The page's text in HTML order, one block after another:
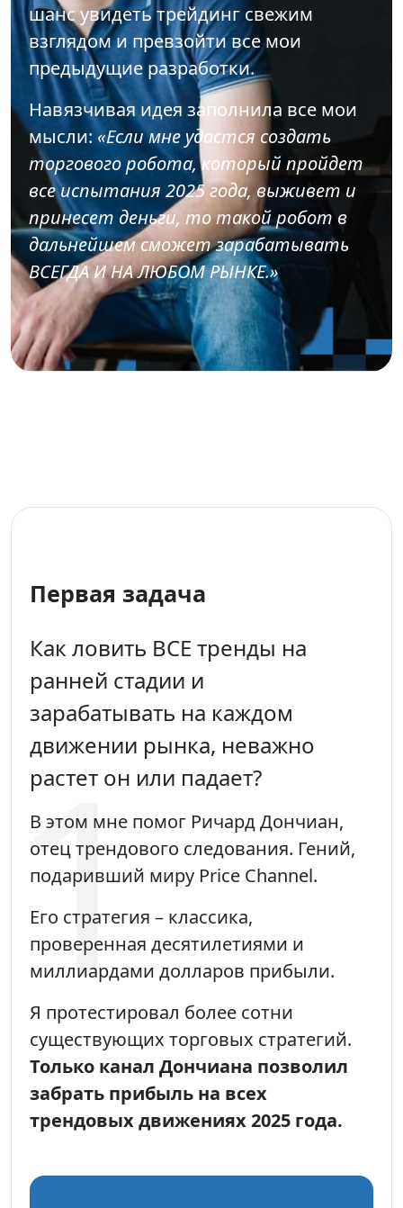
шанс увидеть трейдинг свежим
взглядом и превзойти все мои
предыдущие разработки.
Навязчивая идея заполнила все мои
мысли:«Если мне удастся создать
торгового робота, который пройдет
все испытания 2025 года, выживет и
принесет деньги, то такой робот в
дальнейшем сможет зарабатывать
ВСЕГДА И НА ЛЮБОМ РЫНКЕ.»
Первая задача
Как ловить ВСЕ тренды на
ранней стадии и
зарабатывать на каждом
движении рынка, неважно
растет он или падает?
В этом мне помог Ричард Дончиан,
отец трендового следования. Гений,
подаривший миру Price Channel.
Его стратегия – классика,
проверенная десятилетиями и
миллиардами долларов прибыли.
Я протестировал более сотни
существующих торговых стратегий.
Только канал Дончиана позволил
забрать прибыль на всех
трендовых движениях 2025 года.